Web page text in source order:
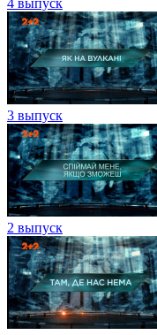
3 выпуск
2 выпуск